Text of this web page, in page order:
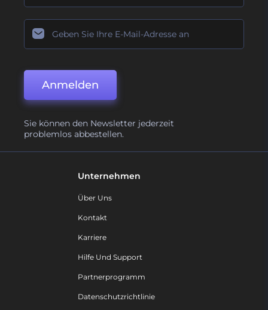
Anmelden
Sie können den Newsletter jederzeit
problemlos abbestellen.
Unternehmen
Über Uns
Kontakt
Karriere
Hilfe Und Support
Partnerprogramm
Datenschutzrichtlinie